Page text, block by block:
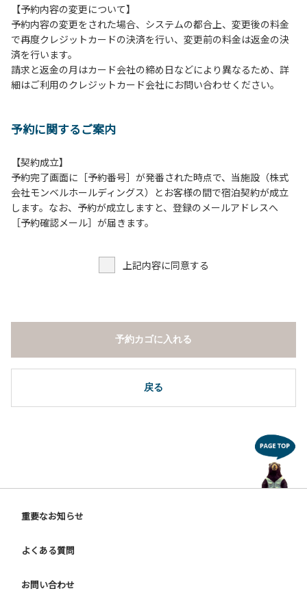
うこと
９．その他周りに迷惑となるような⾏為（夜間の⼤声での談
笑等）や他⼈に嫌悪感を与えるような⾏為
１０．ペット同伴での利⽤
【予約内容の変更について】
予約内容の変更をされた場合、システムの都合上、変更後の料金
で再度クレジットカードの決済を行い、変更前の料金は返金の決
済を行います。
請求と返金の月はカード会社の締め日などにより異なるため、詳
細はご利用のクレジットカード会社にお問い合わせください。
予約に関するご案内
【契約成立】
予約完了画面に［予約番号］が発番された時点で、当施設（株式
会社モンベルホールディングス）とお客様の間で宿泊契約が成立
します。なお、予約が成立しますと、登録のメールアドレスへ
［予約確認メール］が届きます。
上記内容に同意する
戻る
予約カゴに入れる
重要なお知らせ
よくある質問
お問い合わせ